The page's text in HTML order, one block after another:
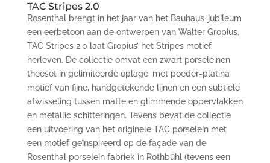
TAC Stripes 2.0
Rosenthal brengt in het jaar van het Bauhaus-jubileum
een eerbetoon aan de ontwerpen van Walter Gropius.
TAC Stripes 2.0 laat Gropius’ het Stripes motief
herleven. De collectie omvat een zwart porseleinen
theeset in gelimiteerde oplage, met poeder-platina
motief van fijne, handgetekende lijnen en een subtiele
afwisseling tussen matte en glimmende oppervlakken
en metallic schitteringen. Tevens bevat de collectie
een uitvoering van het originele TAC porselein met
een motief geïnspireerd op de façade van de
Rosenthal porselein fabriek in Rothbühl (tevens een